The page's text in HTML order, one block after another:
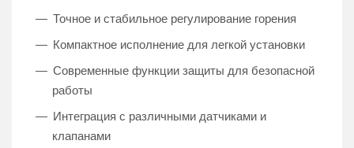
Точное и стабильное регулирование горения
Компактное исполнение для легкой установки
Современные функции защиты для безопасной
работы
Интеграция с различными датчиками и
клапанами